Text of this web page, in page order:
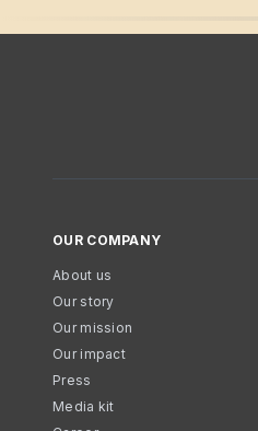
OUR COMPANY
About us
Our story
Our mission
Our impact
Press
Media kit